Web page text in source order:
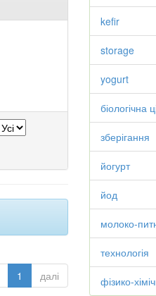
1 далі
kefir
storage
yogurt
біологічна
зберігання
йогурт
йод
молоко-
технологія
фізико-